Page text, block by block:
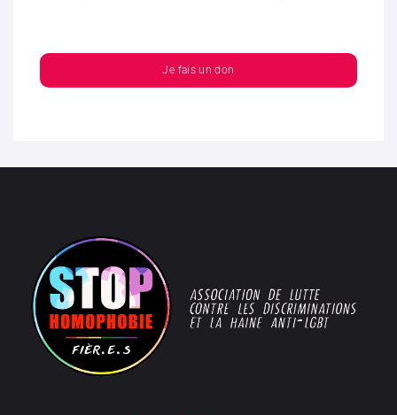
Je fais un don